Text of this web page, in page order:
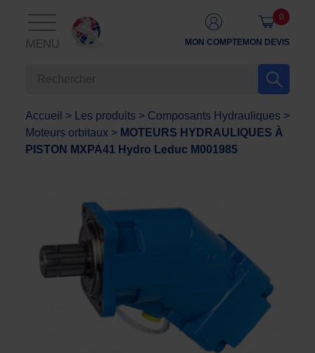
MENU MON COMPTEMON DEVIS
0
Accueil > Les produits > Composants Hydrauliques >
Moteurs orbitaux > MOTEURS HYDRAULIQUES À
PISTON MXPA41 Hydro Leduc M001985